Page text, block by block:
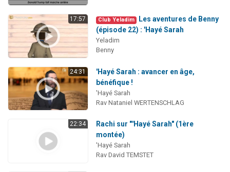
17:57 Club Yeladim
Les aventures de Benny
(épisode 22) : 'Hayé Sarah
Yeladim
Benny
24:31
'Hayé Sarah : avancer en âge,
bénéfique !
'Hayé Sarah
Rav Nataniel WERTENSCHLAG
22:34
Rachi sur "'Hayé Sarah" (1ère
montée)
'Hayé Sarah
Rav David TEMSTET